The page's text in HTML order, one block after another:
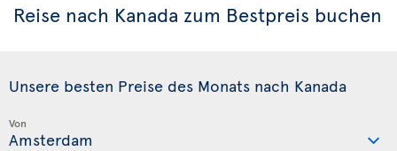
Reise nach Kanada zum Bestpreis buchen
Unsere besten Preise des Monats nach Kanada
Von